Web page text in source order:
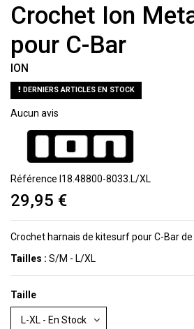
Crochet Ion
pour C-Bar
ION
DERNIERS ARTICLES EN STOCK
Aucun avis
Référence I18.48800-8033.L/XL
29,95 €
Crochet harnais de kitesurf pour C-Bar de
Tailles : S/M - L/XL
Taille